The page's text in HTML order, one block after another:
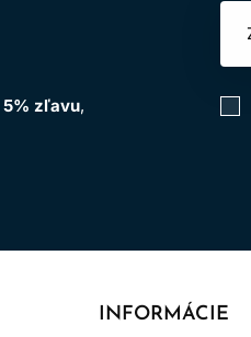
5% zľavu,
INFORMÁCIE